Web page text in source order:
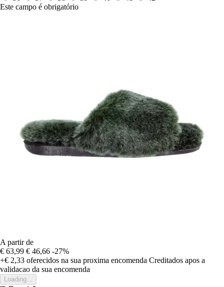
Este campo é obrigatório
A partir de
€ 63,99 € 46,66 -27%
+€ 2,33 oferecidos na sua proxima encomenda Creditados apos a
validacao da sua encomenda
Loading...